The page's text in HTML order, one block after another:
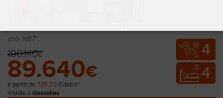
prix NET
100.140€
89.640€
à partir de735.53€/mois*
Visible à Gosselies
4
4